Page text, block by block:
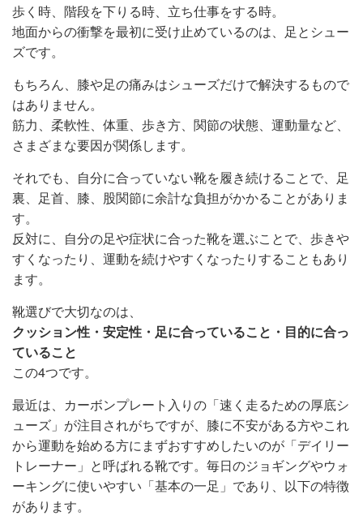
歩く時、階段を下りる時、立ち仕事をする時。
地面からの衝撃を最初に受け止めているのは、足とシュー
ズです。
もちろん、膝や足の痛みはシューズだけで解決するもので
はありません。
筋力、柔軟性、体重、歩き方、関節の状態、運動量など、
さまざまな要因が関係します。
それでも、自分に合っていない靴を履き続けることで、足
裏、足首、膝、股関節に余計な負担がかかることがありま
す。
反対に、自分の足や症状に合った靴を選ぶことで、歩きや
すくなったり、運動を続けやすくなったりすることもあり
ます。
靴選びで大切なのは、
クッション性・安定性・足に合っていること・目的に合っ
ていること
この4つです。
最近は、カーボンプレート入りの「速く走るための厚底シ
ューズ」が注目されがちですが、膝に不安がある方やこれ
から運動を始める方にまずおすすめしたいのが「デイリー
トレーナー」と呼ばれる靴です。毎日のジョギングやウォ
ーキングに使いやすい「基本の一足」であり、以下の特徴
があります。